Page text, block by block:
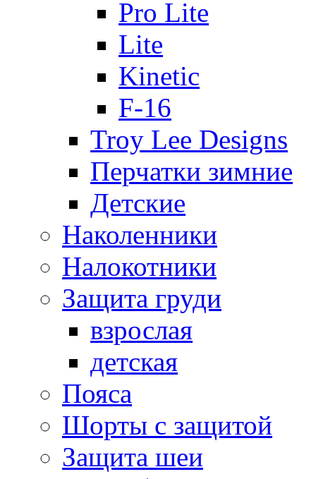
Pro Lite
Lite
Kinetic
F-16
Troy Lee Designs
Перчатки зимние
Детские
Наколенники
Налокотники
Защита груди
взрослая
детская
Пояса
Шорты с защитой
Защита шеи